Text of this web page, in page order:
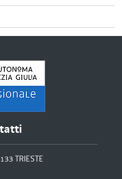
TRIESTE